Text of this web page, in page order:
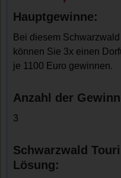
Hauptgewinne:
Bei diesem
können Sie 3x einen
je 1100 Euro gewinnen.
Anzahl der
3
Schwarzwald
Lösung: